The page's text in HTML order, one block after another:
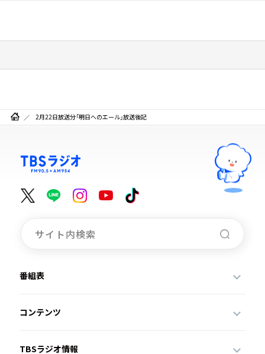
2月22日放送分「明日へのエール」放送後記
番組表
コンテンツ
TBSラジオ情報